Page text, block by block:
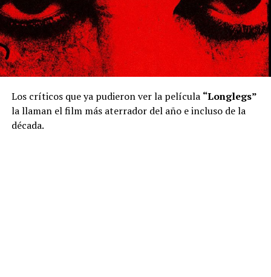
Los críticos que ya pudieron ver la película “Longlegs”
la llaman el film más aterrador del año e incluso de la
década.